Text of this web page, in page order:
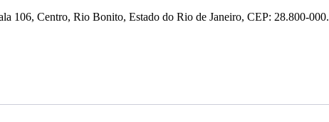
106, Centro, Rio Bonito, Estado do Rio de Janeiro, CEP: 28.800-000.